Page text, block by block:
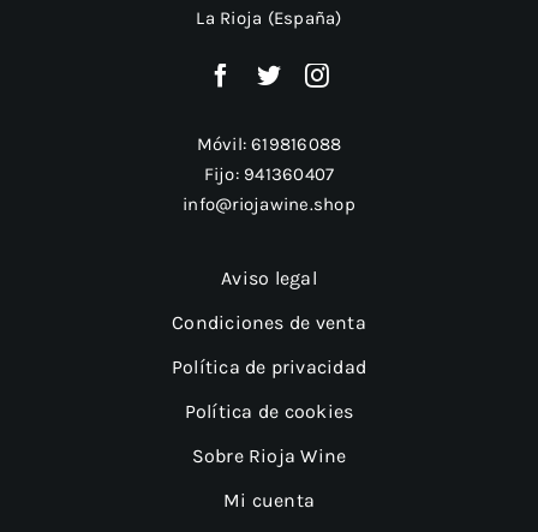
La Rioja (España)
Móvil:619816088
Fijo: 941360407
info@riojawine.shop
Aviso legal
Condiciones de venta
Política de privacidad
Política de cookies
Sobre Rioja Wine
Mi cuenta